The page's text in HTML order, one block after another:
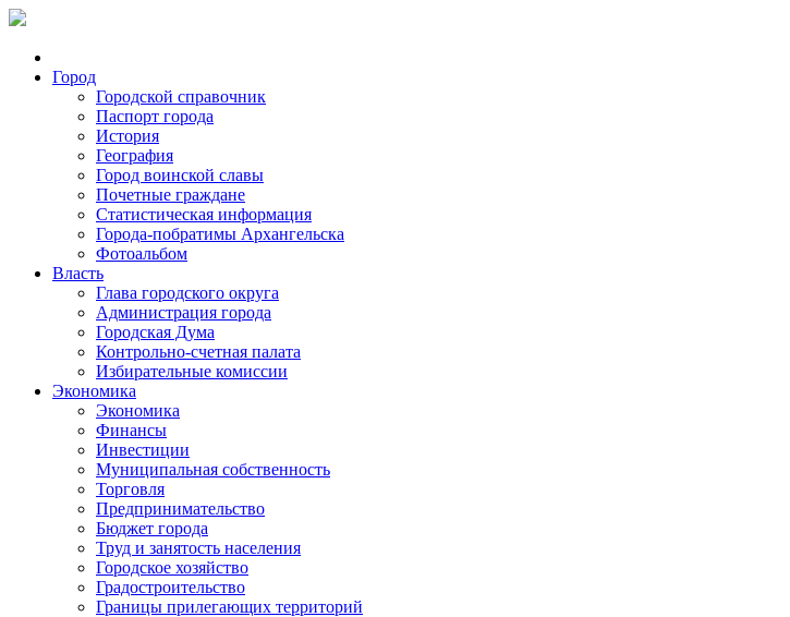
Город
Городской справочник
Паспорт города
История
География
Город воинской славы
Почетные граждане
Статистическая информация
Города-побратимы Архангельска
Фотоальбом
Власть
Глава городского округа
Администрация города
Городская Дума
Контрольно-счетная палата
Избирательные комиссии
Экономика
Экономика
Финансы
Инвестиции
Муниципальная собственность
Торговля
Предпринимательство
Бюджет города
Труд и занятость населения
Городское хозяйство
Градостроительство
Границы прилегающих территорий